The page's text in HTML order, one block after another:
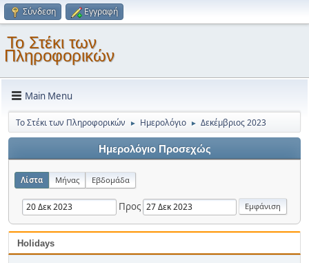
Σύνδεση Εγγραφή
Το Στέκι των
Πληροφορικών
Main Menu
Το Στέκι των Πληροφορικών ► Ημερολόγιο ► Δεκέμβριος 2023
Ημερολόγιο Προσεχώς
Λίστα Μήνας Εβδομάδα
Προς
Holidays